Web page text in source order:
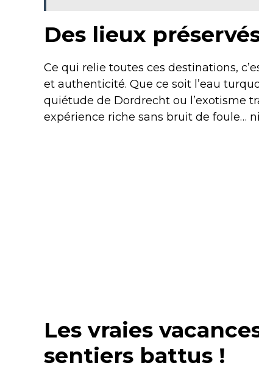
Des lieux
Ce qui relie toutes ces destinations,
et authenticité. Que ce soit l’eau
quiétude de Dordrecht ou l’exotisme
expérience riche sans bruit de foule…
Les vraies
sentiers battus !